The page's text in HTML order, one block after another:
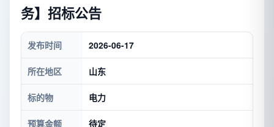
务】招标公告
发布时间 2026-06-17
所在地区 山东
标的物 电力
预算金额 待定